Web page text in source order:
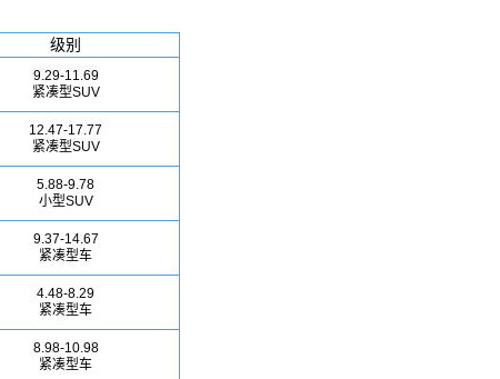
级别
9.29-11.69
紧凑型SUV
12.47-17.77
紧凑型SUV
5.88-9.78
小型SUV
9.37-14.67
紧凑型车
4.48-8.29
紧凑型车
8.98-10.98
紧凑型车